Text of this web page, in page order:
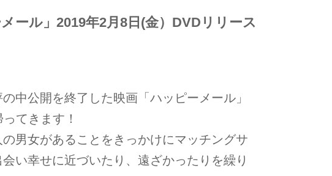
ール」2019年2月8日(金）DVDリリース
中公開を終了した映画「ハッピーメール」
てきます！
男女があることをきっかけにマッチングサ
い幸せに近づいたり、遠ざかったりを繰り